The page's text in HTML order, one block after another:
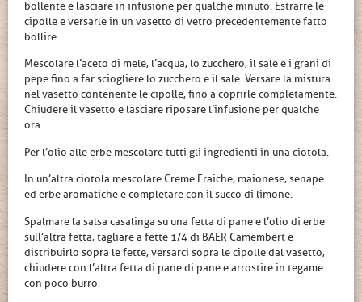
bollente e lasciare in infusione per qualche minuto. Estrarre le
cipolle e versarle in un vasetto di vetro precedentemente fatto
bollire.
Mescolare l’aceto di mele, l’acqua, lo zucchero, il sale e i grani di
pepe fino a far sciogliere lo zucchero e il sale. Versare la mistura
nel vasetto contenente le cipolle, fino a coprirle completamente.
Chiudere il vasetto e lasciare riposare l’infusione per qualche
ora.
Per l’olio alle erbe mescolare tutti gli ingredienti in una ciotola.
In un’altra ciotola mescolare Creme Fraiche, maionese, senape
ed erbe aromatiche e completare con il succo di limone.
Spalmare la salsa casalinga su una fetta di pane e l’olio di erbe
sull’altra fetta, tagliare a fette 1/4 di BAER Camembert e
distribuirlo sopra le fette, versarci sopra le cipolle dal vasetto,
chiudere con l’altra fetta di pane di pane e arrostire in tegame
con poco burro.